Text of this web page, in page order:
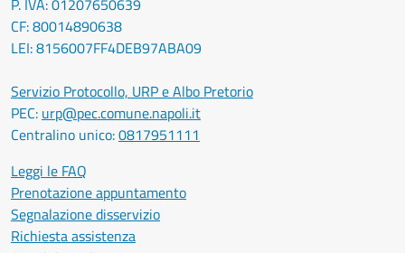
P. IVA: 01207650639
CF: 80014890638
LEI: 8156007FF4DEB97ABA09
Servizio Protocollo, URP e Albo Pretorio
PEC: urp@pec.comune.napoli.it
Centralino unico:0817951111
Leggi le FAQ
Prenotazione appuntamento
Segnalazione disservizio
Richiesta assistenza